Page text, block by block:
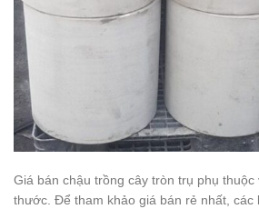
Giá bán chậu trồng cây tròn trụ phụ thuộc
thước. Để tham khảo giá bán rẻ nhất, các